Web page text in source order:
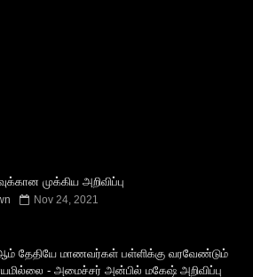
முக்கிய அறிவிப்பு
Nov 24, 2021
தேதியே மாணவர்கள் பள்ளிக்கு வரவேண்டும்
- அமைச்சர் அன்பில் மகேஷ் அறிவிப்பு